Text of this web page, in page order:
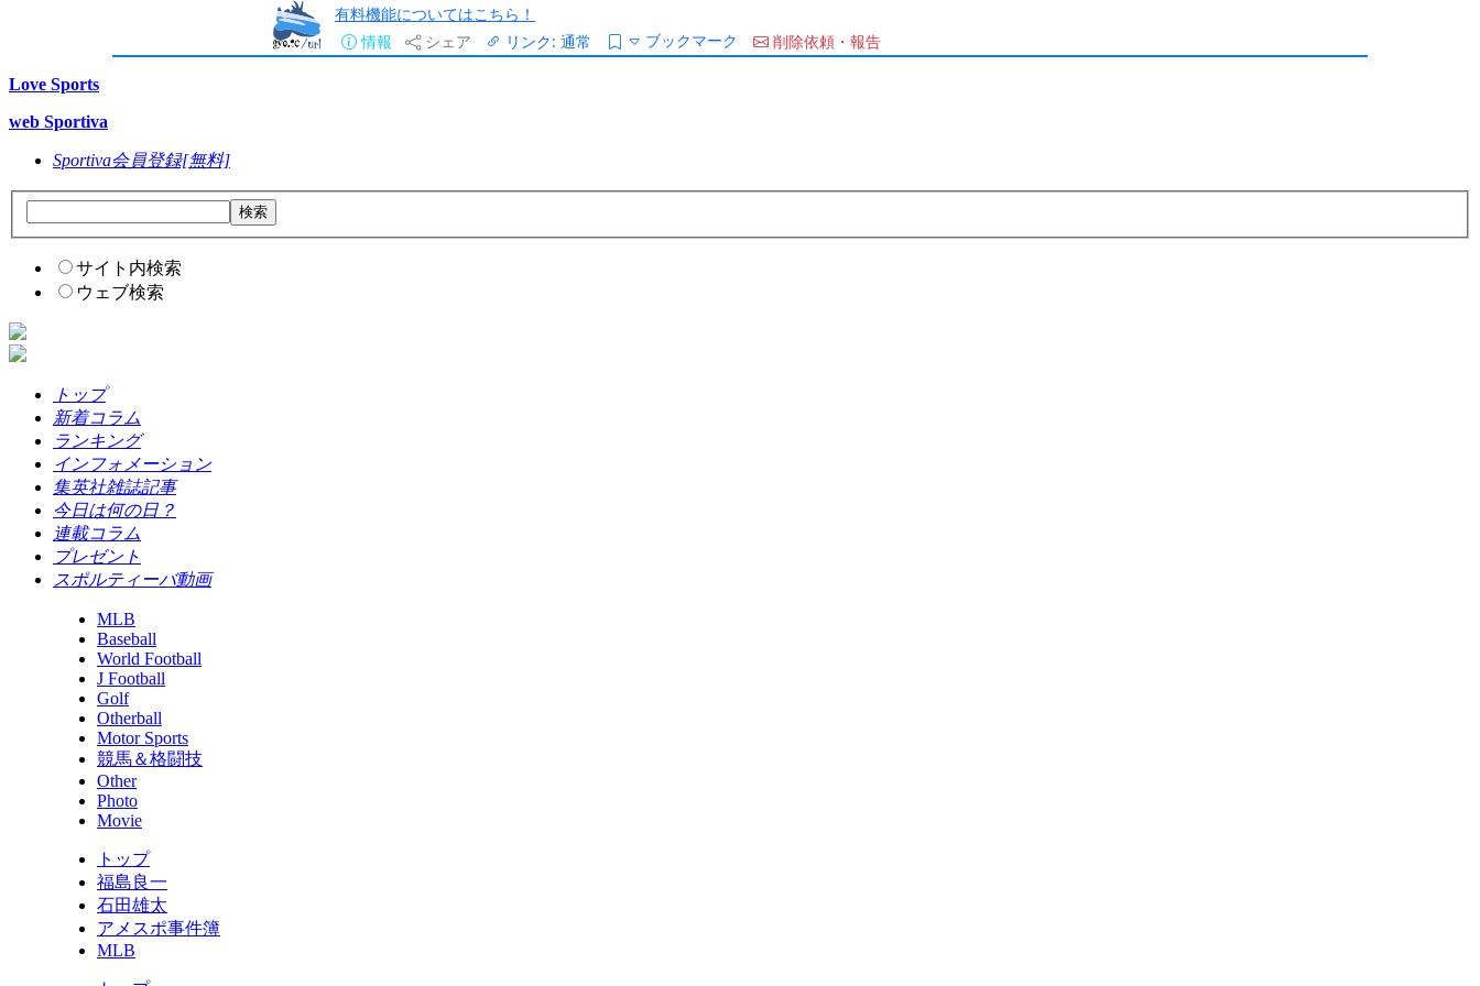
有料機能についてはこちら！
情報
シェア リンク: 通常 ブックマーク 削除依頼・報告